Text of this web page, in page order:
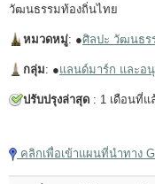
วัฒนธรรมท้องถิ่นไทย
หมวดหมู่: ●ศิลปะ วัฒนธร
กลุ่ม: ●แลนด์มาร์ก และอ
ปรับปรุงล่าสุด : 1 เดือนที่แ
คลิกเพื่อเข้าแผนที่นำทาง